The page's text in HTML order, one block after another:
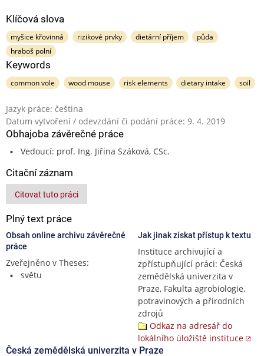
Klíčová slova
myšice křovinná rizikové prvky dietární příjem
půda
hraboš polní
Keywords
common vole wood mouse risk elements dietary intake soil
Jazyk práce: čeština
Datum vytvoření / odevzdání či podání práce: 9. 4. 2019
Obhajoba závěrečné práce
Vedoucí: prof. Ing. Jiřina Száková, CSc.
Citační záznam
Citovat tuto práci
Plný text práce
Obsah online archivu závěrečné
práce
Zveřejněno v Theses:
světu
Jak jinak získat přístup k textu
Instituce archivující a
zpřístupňující práci: Česká
zemědělská univerzita v
Praze, Fakulta agrobiologie,
potravinových a přírodních
zdrojů
Odkaz na adresář do
lokálního úložiště instituce
Česká zemědělská univerzita v Praze